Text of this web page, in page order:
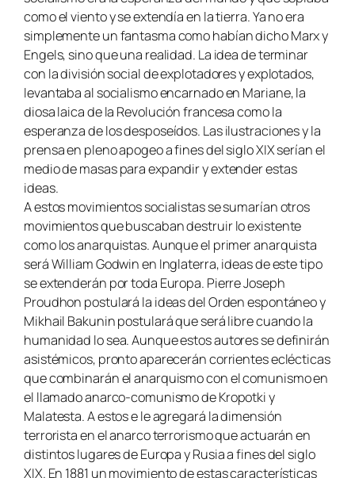
como el viento y se extendía en la tierra. Ya no era
simplemente un fantasma como habían dicho Marx y
Engels, sino que una realidad. La idea de terminar
con la división social de explotadores y explotados,
levantaba al socialismo encarnado en Mariane, la
diosa laica de la Revolución francesa como la
esperanza de los desposeídos. Las ilustraciones y la
prensa en pleno apogeo a fines del siglo XIX serían el
medio de masas para expandir y extender estas
ideas.
A estos movimientos socialistas se sumarían otros
movimientos que buscaban destruir lo existente
como los anarquistas. Aunque el primer anarquista
será William Godwin en Inglaterra, ideas de este tipo
se extenderán por toda Europa. Pierre Joseph
Proudhon postulará la ideas del Orden espontáneo y
Mikhail Bakunin postulará que será libre cuando la
humanidad lo sea. Aunque estos autores se definirán
asistémicos, pronto aparecerán corrientes eclécticas
que combinarán el anarquismo con el comunismo en
el llamado anarco-comunismo de Kropotki y
Malatesta. A estos e le agregará la dimensión
terrorista en el anarco terrorismo que actuarán en
distintos lugares de Europa y Rusia a fines del siglo
XIX. En 1881 un movimiento de estas características